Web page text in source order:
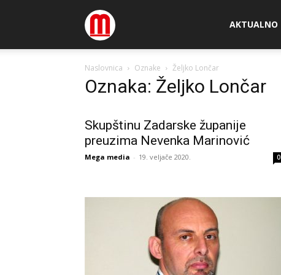
Megamedia AKTUALNO
Naslovnica Oznake Željko Lončar
Oznaka: Željko Lončar
Skupštinu Zadarske županije
preuzima Nevenka Marinović
Mega media - 19. veljače 2020. 0